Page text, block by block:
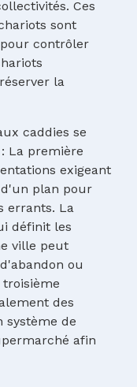
Ces
sont
contrôler
la
caddies se
La première
exigeant
plan pour
errants. La
définit les
ville peut
ou
des
système de
afin